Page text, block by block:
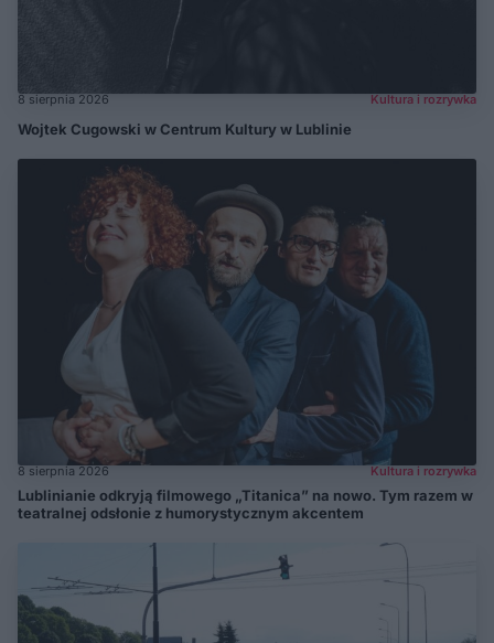
8 sierpnia 2026 Kultura i rozrywka
Wojtek Cugowski w Centrum Kultury w Lublinie
8 sierpnia 2026 Kultura i rozrywka
Lublinianie odkryją filmowego „Titanica” na nowo. Tym razem w
teatralnej odsłonie z humorystycznym akcentem